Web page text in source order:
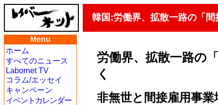
韓国:労働界、拡散一路の「
Menu
ホーム
すべてのニュース
Labornet TV
コラム/エッセイ
キャンペーン
イベントカレンダー
労働界、拡散一路の
く
非無世と間接雇用事